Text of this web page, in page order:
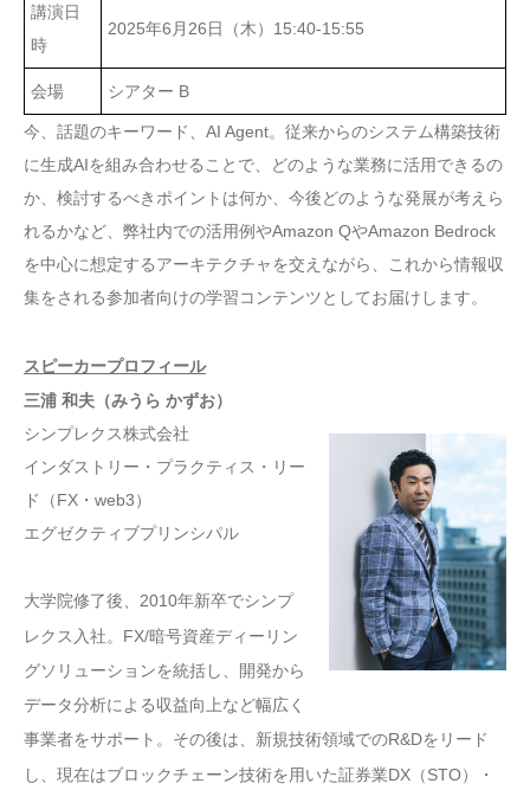
講演日
時
2025年6月26日（木）15:40-15:55
会場 シアター B
今、話題のキーワード、AI Agent。従来からのシステム構築技術
に生成AIを組み合わせることで、どのような業務に活用できるの
か、検討するべきポイントは何か、今後どのような発展が考えら
れるかなど、弊社内での活用例やAmazon QやAmazon Bedrock
を中心に想定するアーキテクチャを交えながら、これから情報収
集をされる参加者向けの学習コンテンツとしてお届けします。
スピーカープロフィール
三浦 和夫（みうら かずお）
シンプレクス株式会社
インダストリー・プラクティス・リー
ド（FX・web3）
エグゼクティブプリンシパル
大学院修了後、2010年新卒でシンプ
レクス入社。FX/暗号資産ディーリン
グソリューションを統括し、開発から
データ分析による収益向上など幅広く
事業者をサポート。その後は、新規技術領域でのR&Dをリード
し、現在はブロックチェーン技術を用いた証券業DX（STO）・